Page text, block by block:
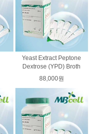
Yeast Extract Peptone
Dextrose (YPD) Broth
88,000원